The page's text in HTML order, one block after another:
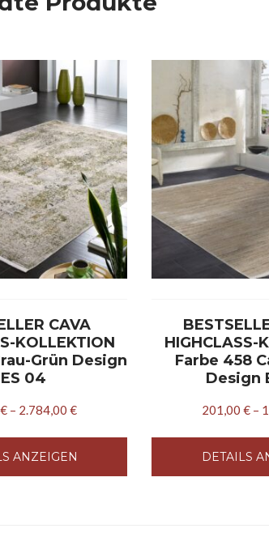
CAVA
KOLLEKTION
Grün Design
04
€ – 2.784,00 €
ANZEIGEN
HIGHCLASS-
Farbe 458
Design
201,00 € –
DETAILS